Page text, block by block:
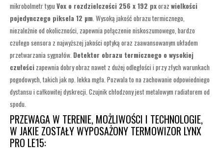
mikrobolmetr typu Vox o rozdzielczości 256 x 192 pxoraz wielkości
pojedynczego piksela 12 µm . Wysoką jakość obrazu termicznego,
niezależnie od okoliczności, zapewnia połączenie niskoszumowego, bardzo
czułego sensora z najwyższej jakości optyką oraz zaawansowanym układem
przetwarzania sygnałów. Detektor obrazu termicznego o wysokiej
czułości zapewnia dobry obraz nawet z dużej odległości i przy złych warunkach
pogodowych, takich jak np. lekka mgła. Pozwala to na zachowanie odpowiedniego
dystansu i całkowitej dyskrecji. Czujnik chłodzony jest metalowym radiatorem od
spodu.
PRZEWAGA W TERENIE, MOŻLIWOŚCI I TECHNOLOGIE,
W JAKIE ZOSTAŁY WYPOSAŻONY TERMOWIZOR LYNX
PRO LE15: